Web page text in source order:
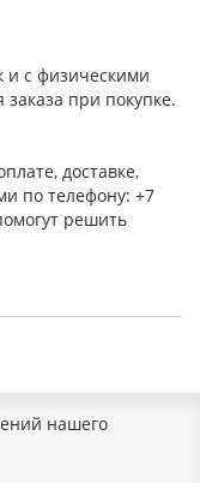
и с физическими
при покупке.
доставке,
по телефону: +7
решить
нашего